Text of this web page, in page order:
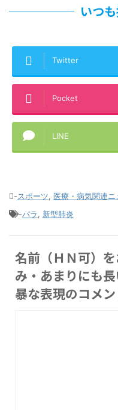
いつ
Twitter
Pocket
LINE
-スポーツ, 医療・病気関連ニ
-パラ, 新型肺炎
名前（ＨＮ可）
み・あまりにも
暴な表現のコメン